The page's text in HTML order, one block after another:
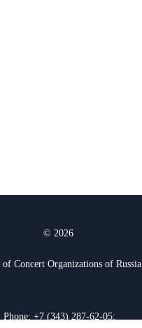
© 2026
Concert Organizations of Russia
Phone: +7 (343) 287-62-05;